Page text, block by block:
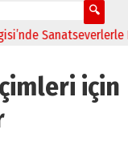
Sanatseverlerle
için